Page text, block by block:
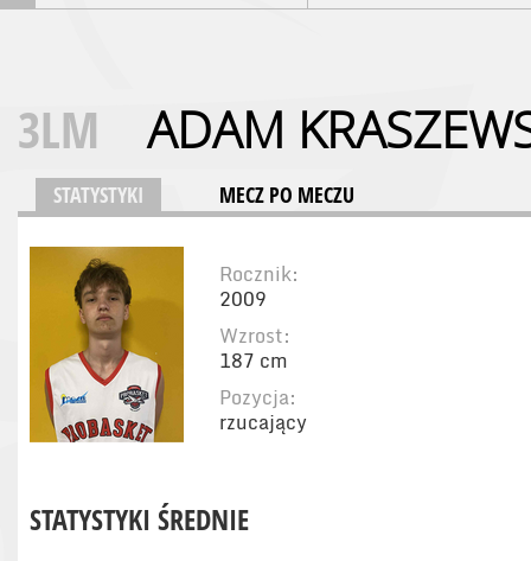
3LM ADAM
STATYSTYKI MECZ PO MECZU
Rocznik:
2009
Wzrost:
187 cm
Pozycja:
rzucający
STATYSTYKI ŚREDNIE